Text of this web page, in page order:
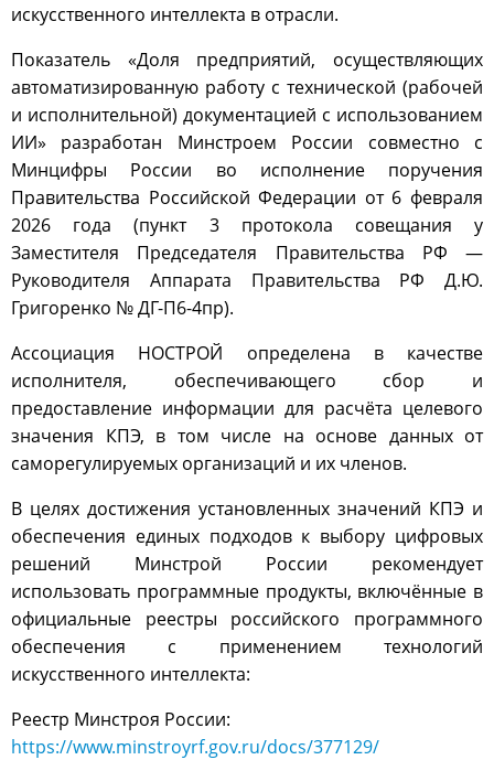
искусственного интеллекта в отрасли.
Показатель «Доля предприятий, осуществляющих
автоматизированную работу с технической (рабочей
и исполнительной) документацией с использованием
ИИ» разработан Минстроем России совместно с
Минцифры России во исполнение поручения
Правительства Российской Федерации от 6 февраля
2026 года (пункт 3 протокола совещания у
Заместителя Председателя Правительства РФ —
Руководителя Аппарата Правительства РФ Д.Ю.
Григоренко № ДГ-П6-4пр).
Ассоциация НОСТРОЙ определена в качестве
исполнителя, обеспечивающего сбор и
предоставление информации для расчёта целевого
значения КПЭ, в том числе на основе данных от
саморегулируемых организаций и их членов.
В целях достижения установленных значений КПЭ и
обеспечения единых подходов к выбору цифровых
решений Минстрой России рекомендует
использовать программные продукты, включённые в
официальные реестры российского программного
обеспечения с применением технологий
искусственного интеллекта:
Реестр Минстроя России:
https://www.minstroyrf.gov.ru/docs/377129/